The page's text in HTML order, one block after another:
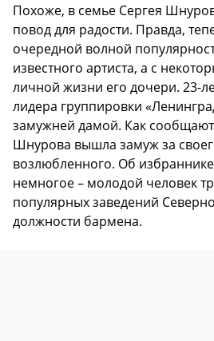
Похоже, в семье Сергея
повод для радости. Правда,
очередной волной
известного артиста, а с
личной жизни его дочери. 23-
лидера группировки
замужней дамой. Как
Шнурова вышла замуж за
возлюбленного. Об
немногое – молодой человек
популярных заведений
должности бармена.